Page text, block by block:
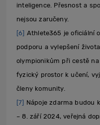
inteligence. Přesnost a
nejsou zaručeny.
[6] Athlete365 je oficiální
podporu a vylepšení
olympionikům při cestě
fyzický prostor k učení,
členy komunity.
[7] Nápoje zdarma budou
– 8. září 2024, veřejná